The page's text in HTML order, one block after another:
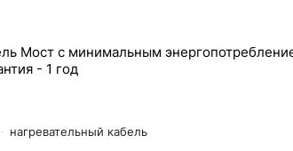
Мост с минимальным
- 1 год
нагревательный кабель